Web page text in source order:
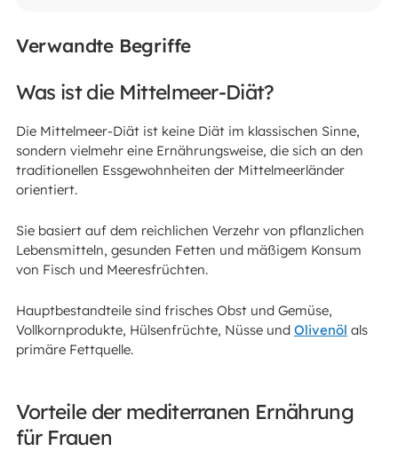
Verwandte Begriffe
Was ist die Mittelmeer-Diät?
Die Mittelmeer-Diät ist keine Diät im klassischen Sinne,
sondern vielmehr eine Ernährungsweise, die sich an den
traditionellen Essgewohnheiten der Mittelmeerländer
orientiert.
Sie basiert auf dem reichlichen Verzehr von pflanzlichen
Lebensmitteln, gesunden Fetten und mäßigem Konsum
von Fisch und Meeresfrüchten.
Hauptbestandteile sind frisches Obst und Gemüse,
Vollkornprodukte, Hülsenfrüchte, Nüsse und Olivenöl als
primäre Fettquelle.
Vorteile der mediterranen Ernährung
für Frauen